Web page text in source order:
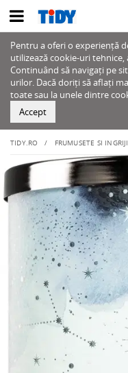
Pentru a oferi o experiență
utilizează cookie-uri
Continuând să navigați pe
urilor. Dacă doriți să aflați
toate sau la unele dintre
Accept
TIDY.RO FRUMUSETE SI